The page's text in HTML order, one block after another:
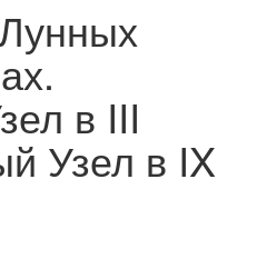
в III
Узел в IX